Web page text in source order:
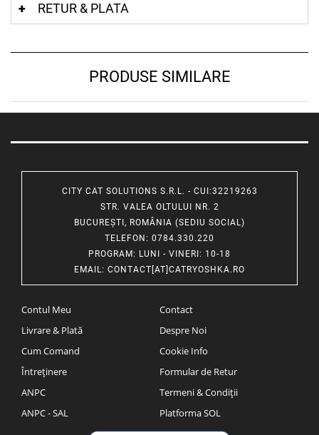
RETUR & PLATA
PRODUSE SIMILARE
CITY CAT SOLUTIONS S.R.L. - CUI:32219263
STR. VALEA OLTULUI NR. 2
BUCUREȘTI, ROMÂNIA (SEDIU SOCIAL)
TELEFON : 0784.330.220
PROGRAM: LUNI - VINERI: 10-18
EMAIL: CONTACT[AT]CATRYOSHKA.RO
Contul Meu
Livrare & Plată
Cum Comand
Întreținere
ANPC
ANPC - SAL
Contact
Despre Noi
Cookie Info
Formular de Retur
Termeni & Condiții
Platforma SOL